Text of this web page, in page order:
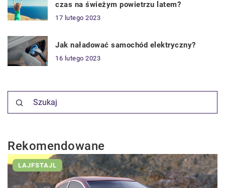
czas na świeżym powietrzu latem?
17 lutego 2023
Jak naładować samochód elektryczny?
16 lutego 2023
Rekomendowane
LAJFSTAJL